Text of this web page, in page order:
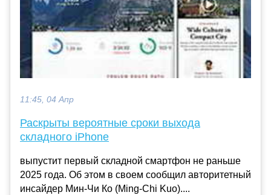
11:45, 04 Апр
Раскрыты вероятные сроки выхода
складного iPhone
выпустит первый складной смартфон не раньше
2025 года. Об этом в своем сообщил авторитетный
инсайдер Мин-Чи Ко (Ming-Chi Kuo)....